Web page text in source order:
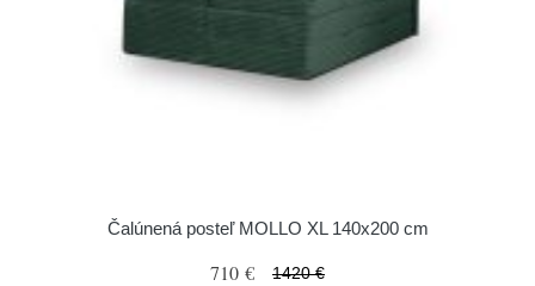
Čalúnená posteľ MOLLO XL 140x200 cm
710 € 1420 €